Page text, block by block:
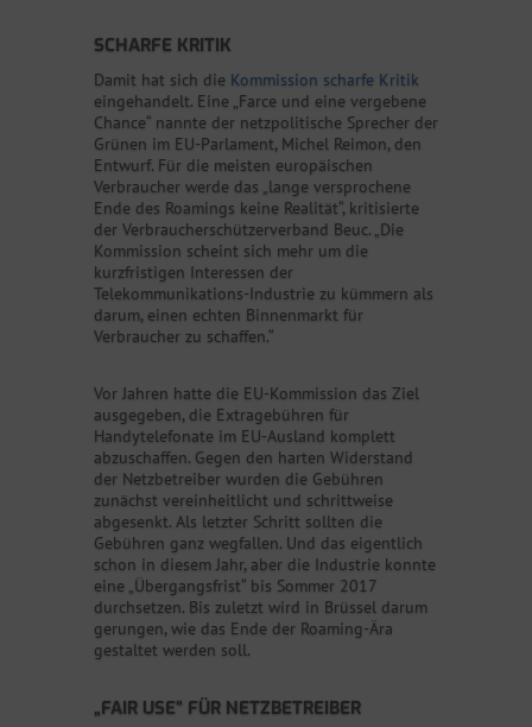
SCHARFE KRITIK
Damit hat sich die Kommission scharfe Kritik
eingehandelt. Eine „Farce und eine vergebene
Chance“ nannte der netzpolitische Sprecher der
Grünen im EU-Parlament, Michel Reimon, den
Entwurf. Für die meisten europäischen
Verbraucher werde das „lange versprochene
Ende des Roamings keine Realität“, kritisierte
der Verbraucherschützerverband Beuc. „Die
Kommission scheint sich mehr um die
kurzfristigen Interessen der
Telekommunikations-Industrie zu kümmern als
darum, einen echten Binnenmarkt für
Verbraucher zu schaffen.“
Vor Jahren hatte die EU-Kommission das Ziel
ausgegeben, die Extragebühren für
Handytelefonate im EU-Ausland komplett
abzuschaffen. Gegen den harten Widerstand
der Netzbetreiber wurden die Gebühren
zunächst vereinheitlicht und schrittweise
abgesenkt. Als letzter Schritt sollten die
Gebühren ganz wegfallen. Und das eigentlich
schon in diesem Jahr, aber die Industrie konnte
eine „Übergangsfrist“ bis Sommer 2017
durchsetzen. Bis zuletzt wird in Brüssel darum
gerungen, wie das Ende der Roaming-Ära
gestaltet werden soll.
„FAIR USE“ FÜR NETZBETREIBER